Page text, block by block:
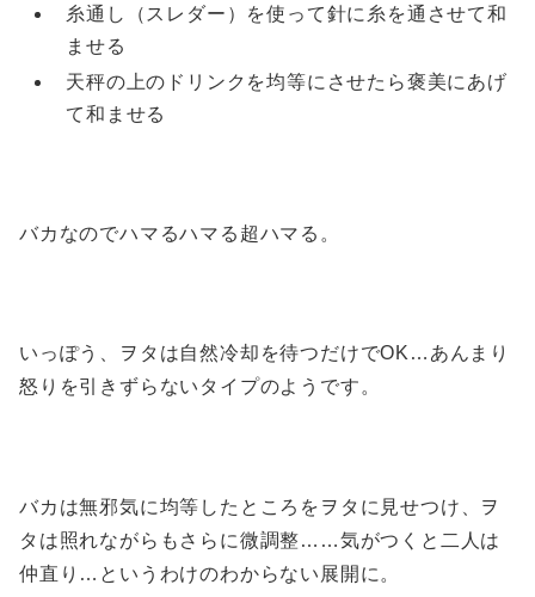
糸通し（スレダー）を使って針に糸を通させて和
ませる
天秤の上のドリンクを均等にさせたら褒美にあげ
て和ませる
バカなのでハマるハマる超ハマる。
いっぽう、ヲタは自然冷却を待つだけでOK…あんまり
怒りを引きずらないタイプのようです。
バカは無邪気に均等したところをヲタに見せつけ、ヲ
タは照れながらもさらに微調整……気がつくと二人は
仲直り…というわけのわからない展開に。